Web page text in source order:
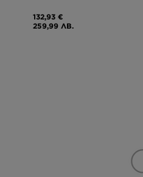
132,93 €
259,99 ЛВ.